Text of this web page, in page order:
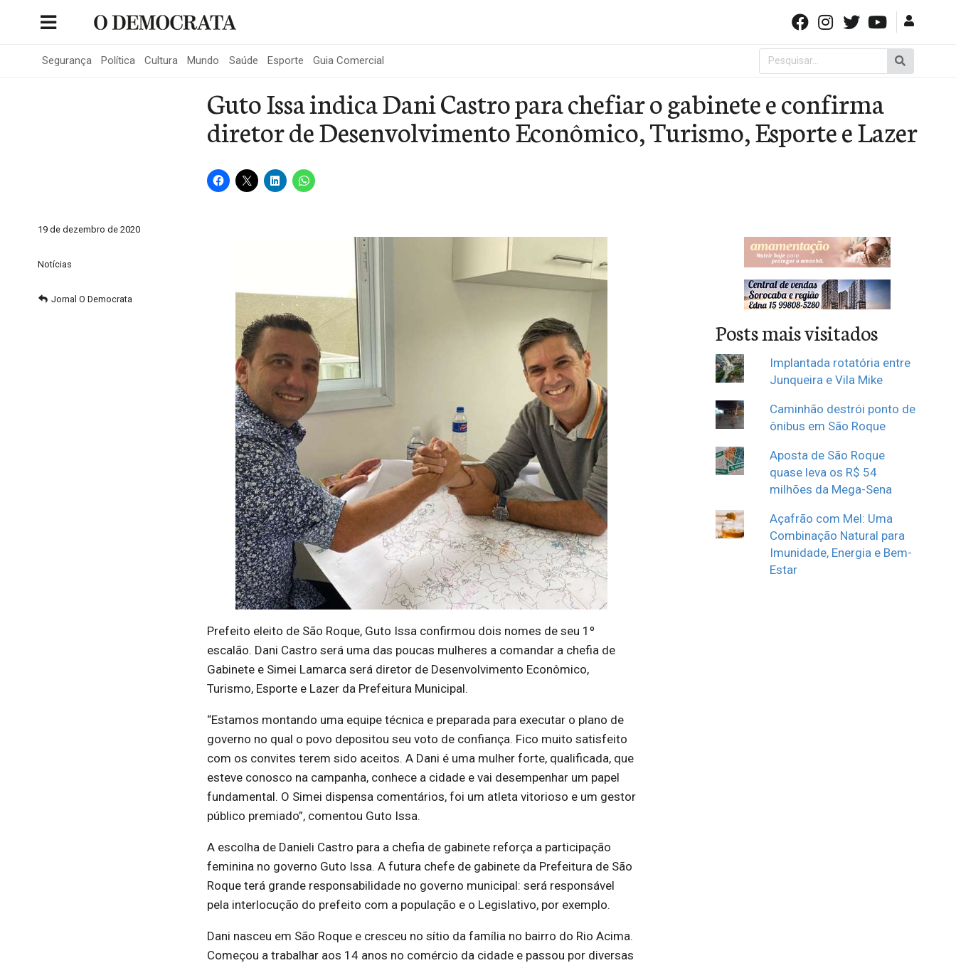
Segurança Política Cultura Mundo Saúde Esporte Guia Comercial
Pesquisar
por:
Guto Issa indica Dani Castro para chefiar o gabinete e confirma
diretor de Desenvolvimento Econômico, Turismo, Esporte e Lazer
19 de dezembro de 2020
Notícias
Jornal O Democrata
Prefeito eleito de São Roque, Guto Issa confirmou dois nomes de seu 1º
escalão. Dani Castro será uma das poucas mulheres a comandar a chefia de
Gabinete e Simei Lamarca será diretor de Desenvolvimento Econômico,
Turismo, Esporte e Lazer da Prefeitura Municipal.
“Estamos montando uma equipe técnica e preparada para executar o plano de
governo no qual o povo depositou seu voto de confiança. Fico muito satisfeito
com os convites terem sido aceitos. A Dani é uma mulher forte, qualificada, que
esteve conosco na campanha, conhece a cidade e vai desempenhar um papel
fundamental. O Simei dispensa comentários, foi um atleta vitorioso e um gestor
público premiado”, comentou Guto Issa.
A escolha de Danieli Castro para a chefia de gabinete reforça a participação
feminina no governo Guto Issa. A futura chefe de gabinete da Prefeitura de São
Roque terá grande responsabilidade no governo municipal: será responsável
pela interlocução do prefeito com a população e o Legislativo, por exemplo.
Dani nasceu em São Roque e cresceu no sítio da família no bairro do Rio Acima.
Começou a trabalhar aos 14 anos no comércio da cidade e passou por diversas
Posts mais visitados
Implantada rotatória entre
Junqueira e Vila Mike
Caminhão destrói ponto de
ônibus em São Roque
Aposta de São Roque
quase leva os R$ 54
milhões da Mega-Sena
Açafrão com Mel: Uma
Combinação Natural para
Imunidade, Energia e Bem-
Estar